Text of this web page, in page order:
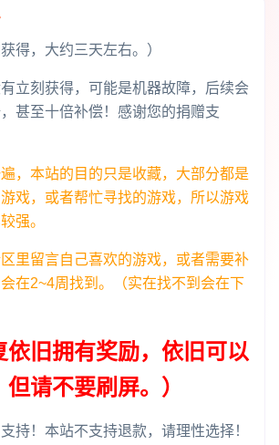
得，大约三天左右。）
有立刻获得，可能是机器故障，后续会
甚至十倍补偿！感谢您的捐赠支
，本站的目的只是收藏，大部分都是
戏，或者帮忙寻找的游戏，所以游戏
强。
里留言自己喜欢的游戏，或者需要补
在2~4周找到。（实在找不到会在下
依旧拥有奖励，依旧可以
请不要刷屏。）
持！本站不支持退款，请理性选择！